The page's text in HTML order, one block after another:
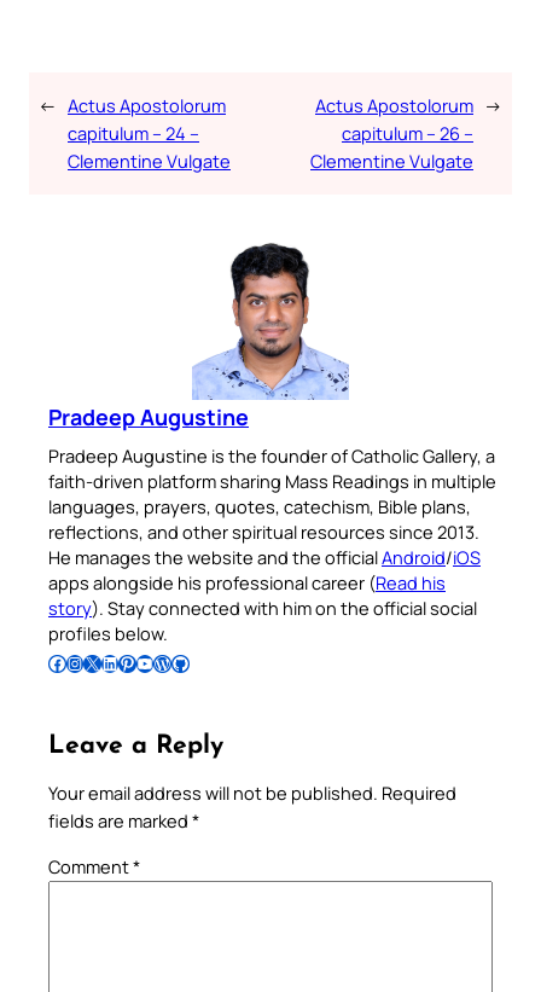
← Actus Apostolorum
capitulum – 24 –
Clementine Vulgate
Actus Apostolorum
capitulum – 26 –
Clementine Vulgate
→
Pradeep Augustine
Pradeep Augustine is the founder of Catholic Gallery, a
faith-driven platform sharing Mass Readings in multiple
languages, prayers, quotes, catechism, Bible plans,
reflections, and other spiritual resources since 2013.
He manages the website and the officialAndroid/iOS
apps alongside his professional career (Read his
story). Stay connected with him on the official social
profiles below.
Follow Pradeep on Facebook Follow Pradeep on InstagramFollow Pradeep on X Follow Pradeep on LinkedIn Follow Pradeep on Pinterest Subscribe to Pradeep’s Youtube Channel Follow Pradeep on WordPress Follow Pradeep on GitHub
Leave a Reply
Your email address will not be published. Required
fields are marked *
Comment*